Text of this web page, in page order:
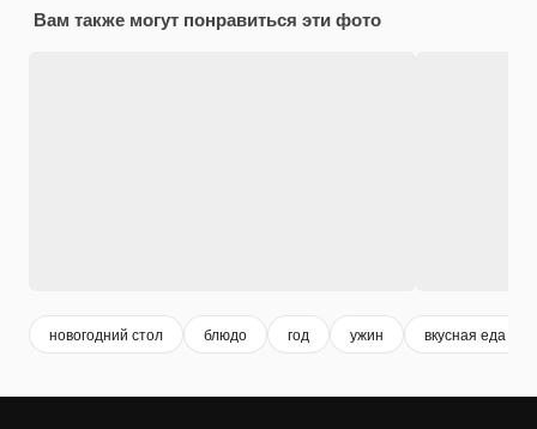
Вам также могут понравиться эти фото
новогодний стол блюдо год ужин вкусная еда